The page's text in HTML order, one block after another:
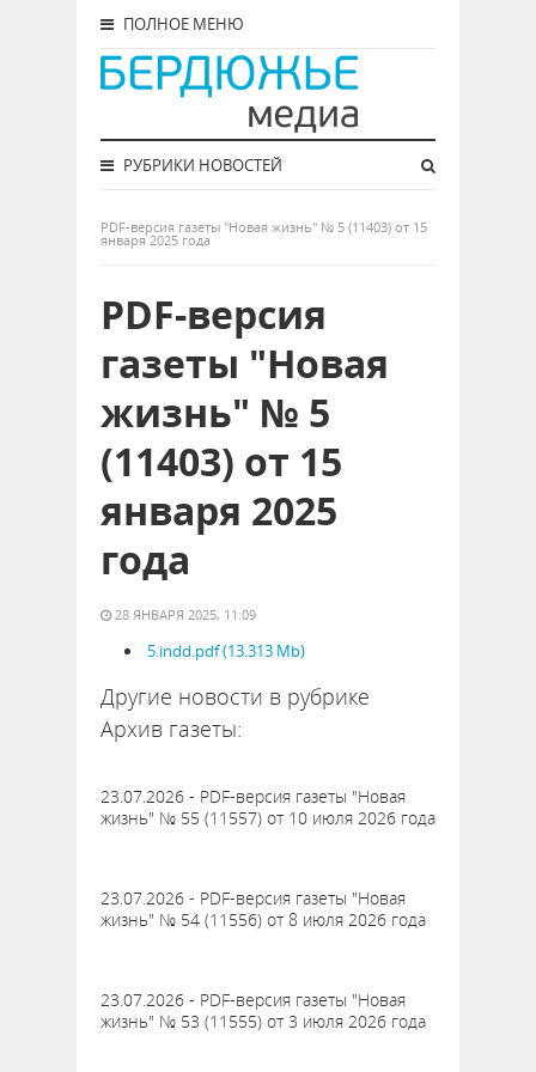
ПОЛНОЕ МЕНЮ
РУБРИКИ НОВОСТЕЙ
PDF-версия газеты "Новая жизнь" № 5 (11403) от 15
января 2025 года
PDF-версия
газеты "Новая
жизнь" № 5
(11403) от 15
января 2025
года
28 ЯНВАРЯ 2025, 11:09
5.indd.pdf (13.313 Mb)
Другие новости в рубрике
Архив газеты:
23.07.2026 - PDF-версия газеты "Новая
жизнь" № 55 (11557) от 10 июля 2026 года
23.07.2026 - PDF-версия газеты "Новая
жизнь" № 54 (11556) от 8 июля 2026 года
23.07.2026 - PDF-версия газеты "Новая
жизнь" № 53 (11555) от 3 июля 2026 года